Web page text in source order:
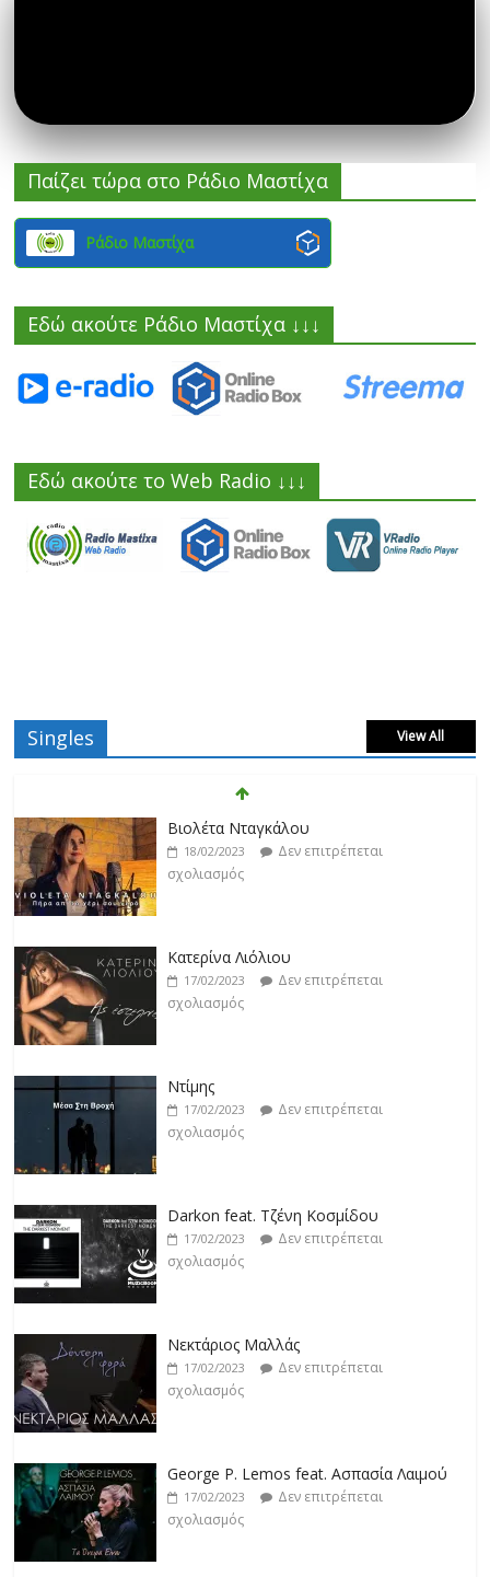
Παίζει τώρα στο Ράδιο Μαστίχα
Ράδιο Μαστίχα
Εδώ ακούτε Ράδιο Μαστίχα ↓↓↓
Εδώ ακούτε το Web Radio ↓↓↓
Singles View All
Βιολέτα Νταγκάλου
18/02/2023
Δεν επιτρέπεται
σχολιασμός
Κατερίνα Λιόλιου
17/02/2023
Δεν επιτρέπεται
σχολιασμός
Ντίμης
17/02/2023
Δεν επιτρέπεται
σχολιασμός
Darkon feat. Τζένη Κοσμίδου
17/02/2023
Δεν επιτρέπεται
σχολιασμός
Νεκτάριος Μαλλάς
17/02/2023
Δεν επιτρέπεται
σχολιασμός
George P. Lemos feat. Ασπασία Λαιμού
17/02/2023
Δεν επιτρέπεται
σχολιασμός